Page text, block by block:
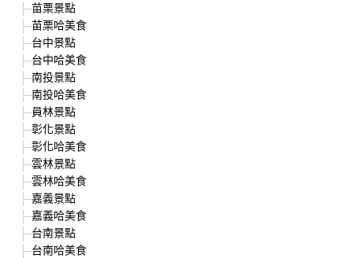
苗栗景點
苗栗哈美食
台中景點
台中哈美食
南投景點
南投哈美食
員林景點
彰化景點
彰化哈美食
雲林景點
雲林哈美食
嘉義景點
嘉義哈美食
台南景點
台南哈美食